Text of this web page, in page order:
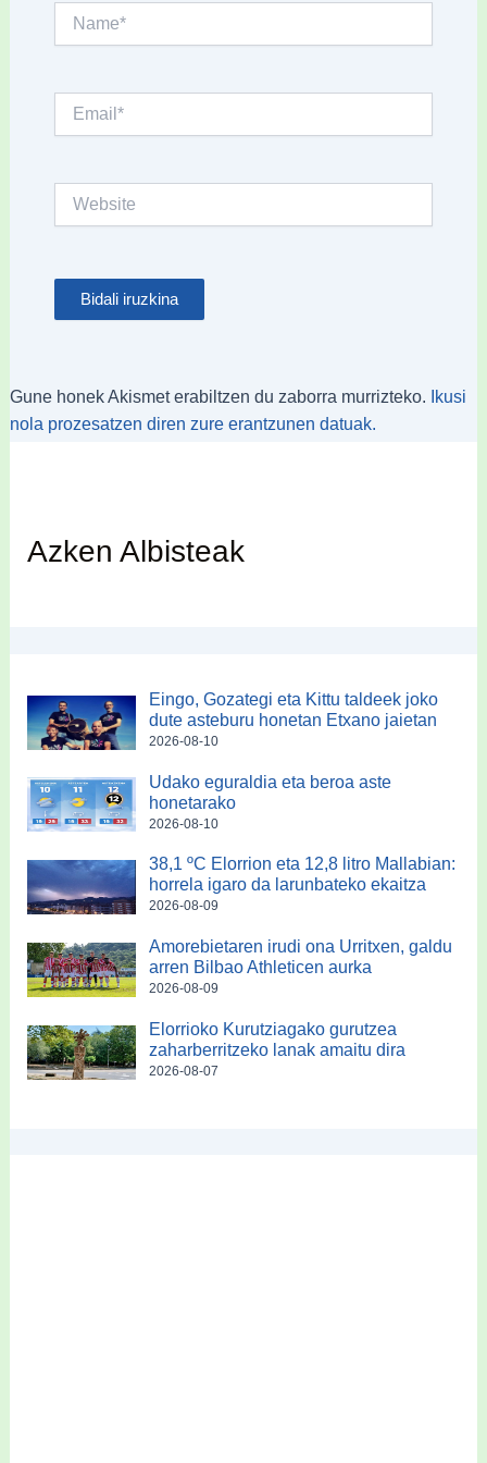
Gune honek Akismet erabiltzen du zaborra murrizteko.
Ikusi
nola prozesatzen diren zure erantzunen datuak.
Azken Albisteak
Eingo, Gozategi eta Kittu taldeek joko
dute asteburu honetan Etxano jaietan
2026-08-10
Udako eguraldia eta beroa aste
honetarako
2026-08-10
38,1 ºC Elorrion eta 12,8 litro Mallabian:
horrela igaro da larunbateko ekaitza
2026-08-09
Amorebietaren irudi ona Urritxen, galdu
arren Bilbao Athleticen aurka
2026-08-09
Elorrioko Kurutziagako gurutzea
zaharberritzeko lanak amaitu dira
2026-08-07